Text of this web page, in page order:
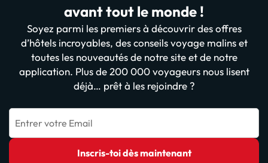
avant tout le monde !
Soyez parmi les premiers à découvrir des offres
d’hôtels incroyables, des conseils voyage malins et
toutes les nouveautés de notre site et de notre
application. Plus de 200 000 voyageurs nous lisent
déjà… prêt à les rejoindre ?
Entrer votre Email
Inscris-toi dès maintenant